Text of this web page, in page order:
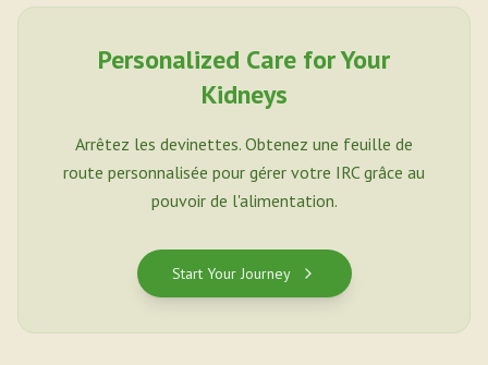
Personalized Care for Your
Kidneys
Arrêtez les devinettes. Obtenez une feuille de
route personnalisée pour gérer votre IRC grâce au
pouvoir de l'alimentation.
Start Your Journey